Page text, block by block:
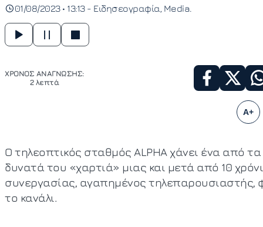
01/08/2023 • 13:13 - Ειδησεογραφία Media
ΧΡΟΝΟΣ ΑΝΑΓΝΩΣΗΣ:
2 λεπτά
A+
Ο τηλεοπτικός σταθμός ALPHA χάνει ένα από τα
δυνατά του «χαρτιά» μιας και μετά από 10
συνεργασίας, αγαπημένος τηλεπαρουσιαστής,
το κανάλι.